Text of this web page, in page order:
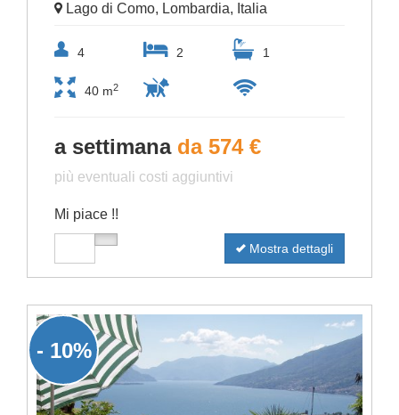
Lago di Como, Lombardia, Italia
4 2 1
40 m2
a settimana da 574 €
più eventuali costi aggiuntivi
Mi piace !!
Mostra dettagli
- 10%